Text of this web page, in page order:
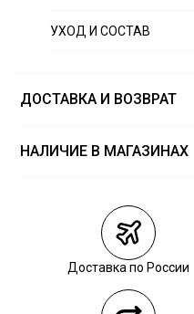
УХОД И СОСТАВ
ХИМИЧЕСКАЯ ЧИСТКА:
СУШКА:не сушить в
ДОСТАВКА И ВОЗВРАТ
Курьерская доставка
Самовывоз из пункта
Самовывоз из наших
НАЛИЧИЕ В МАГАЗИНАХ
Доставка по России